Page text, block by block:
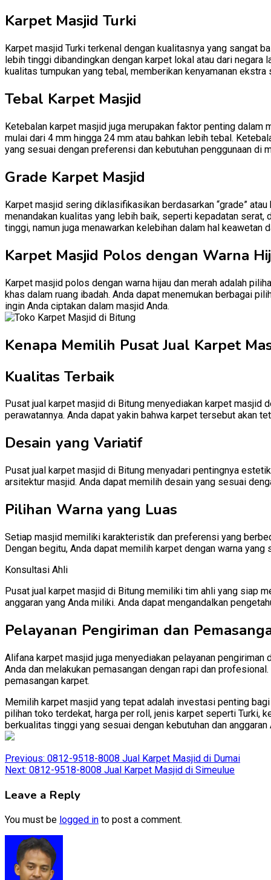
Karpet Masjid Turki
Karpet masjid Turki terkenal dengan kualitasnya yang sangat
lebih tinggi dibandingkan dengan karpet lokal atau dari negara
kualitas tumpukan yang tebal, memberikan kenyamanan
Tebal Karpet Masjid
Ketebalan karpet masjid juga merupakan faktor penting
mulai dari 4 mm hingga 24 mm atau bahkan lebih tebal.
yang sesuai dengan preferensi dan kebutuhan penggunaan di
Grade Karpet Masjid
Karpet masjid sering diklasifikasikan berdasarkan “grade”
menandakan kualitas yang lebih baik, seperti kepadatan
tinggi, namun juga menawarkan kelebihan dalam hal keawetan
Karpet Masjid Polos dengan Warna
Karpet masjid polos dengan warna hijau dan merah adalah
khas dalam ruang ibadah. Anda dapat menemukan berbagai
ingin Anda ciptakan dalam masjid Anda.
Kenapa Memilih Pusat Jual Karpet
Kualitas Terbaik
Pusat jual karpet masjid di Bitung menyediakan karpet masjid
perawatannya. Anda dapat yakin bahwa karpet tersebut akan
Desain yang Variatif
Pusat jual karpet masjid di Bitung menyadari pentingnya
arsitektur masjid. Anda dapat memilih desain yang sesuai
Pilihan Warna yang Luas
Setiap masjid memiliki karakteristik dan preferensi yang
Dengan begitu, Anda dapat memilih karpet dengan warna
Konsultasi Ahli
Pusat jual karpet masjid di Bitung memiliki tim ahli yang siap
anggaran yang Anda miliki. Anda dapat mengandalkan
Pelayanan Pengiriman dan
Alifana karpet masjid juga menyediakan pelayanan pengiriman
Anda dan melakukan pemasangan dengan rapi dan
pemasangan karpet.
Memilih karpet masjid yang tepat adalah investasi penting
pilihan toko terdekat, harga per roll, jenis karpet seperti Turki,
berkualitas tinggi yang sesuai dengan kebutuhan dan
Post
navigation
Previous: 0812-9518-8008 Jual Karpet Masjid di Dumai
Next: 0812-9518-8008 Jual Karpet Masjid di Simeulue
Leave a Reply
You must be logged in to post a comment.